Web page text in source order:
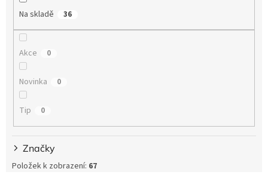
Na skladě 36
Akce 0
Novinka 0
Tip 0
Značky
Položek k zobrazení: 67